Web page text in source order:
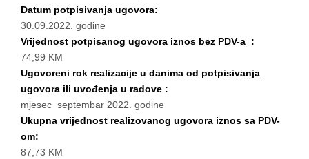
Datum potpisivanja ugovora:
30.09.2022. godine
Vrijednost potpisanog ugovora iznos bez PDV-a :
74,99 KM
Ugovoreni rok realizacije u danima od potpisivanja
ugovora ili uvođenja u radove :
mjesec septembar 2022. godine
Ukupna vrijednost realizovanog ugovora iznos sa PDV-
om:
87,73 KM